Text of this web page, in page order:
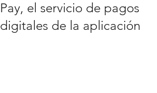
Pay, el servicio de pagos
digitales de la aplicación